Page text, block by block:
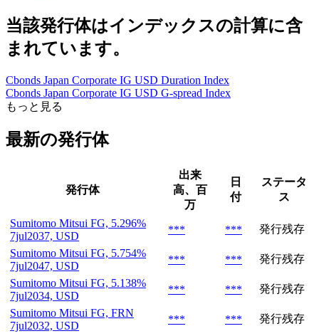
当該発行体はインデックスの計算に含
まれています。
Cbonds Japan Corporate IG USD Duration Index
Cbonds Japan Corporate IG USD G-spread Index
もっと見る
最新の発行体
発行体
出来
高、百
万
日
付
ステータ
ス
Sumitomo Mitsui FG, 5.296%
7jul2037, USD
*** ***
発行残存
Sumitomo Mitsui FG, 5.754%
7jul2047, USD
*** ***
発行残存
Sumitomo Mitsui FG, 5.138%
7jul2034, USD
*** ***
発行残存
Sumitomo Mitsui FG, FRN
7jul2032, USD
*** ***
発行残存